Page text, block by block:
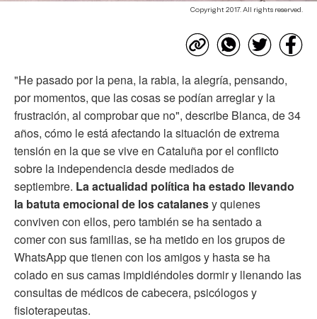
Copyright 2017. All rights reserved.
"He pasado por la pena, la rabia, la alegría, pensando,
por momentos, que las cosas se podían arreglar y la
frustración, al comprobar que no", describe Blanca, de 34
años, cómo le está afectando la situación de extrema
tensión en la que se vive en Cataluña por el conflicto
sobre la independencia desde mediados de
septiembre. La actualidad política ha estado llevando
la batuta emocional de los catalanesy quienes
conviven con ellos, pero también se ha sentado a
comer con sus familias, se ha metido en los grupos de
WhatsApp que tienen con los amigos y hasta se ha
colado en sus camas impidiéndoles dormir y llenando las
consultas de médicos de cabecera, psicólogos y
fisioterapeutas.